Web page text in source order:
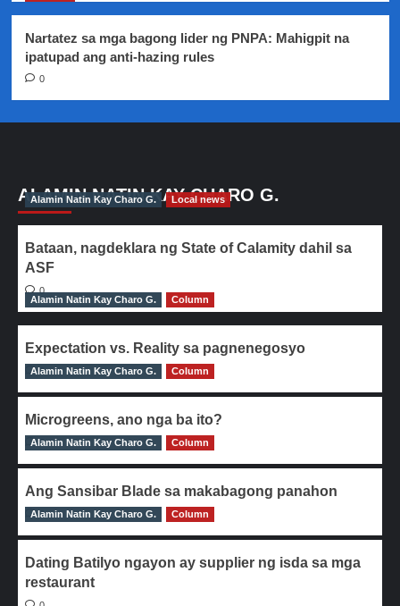
Nartatez sa mga bagong lider ng PNPA: Mahigpit na
ipatupad ang anti-hazing rules
0
ALAMIN NATIN KAY CHARO G.
Alamin Natin Kay Charo G. Local news
Bataan, nagdeklara ng State of Calamity dahil sa
ASF
0
Alamin Natin Kay Charo G.
Column
Expectation vs. Reality sa pagnenegosyo
0
Alamin Natin Kay Charo G. Column
Microgreens, ano nga ba ito?
0
Alamin Natin Kay Charo G. Column
Ang Sansibar Blade sa makabagong panahon
0
Alamin Natin Kay Charo G. Column
Dating Batilyo ngayon ay supplier ng isda sa mga
restaurant